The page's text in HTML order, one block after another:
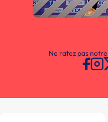
Ne ratez pas